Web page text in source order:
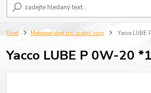
Úvod Motorové oleje pro osobní vozy Yacco
Yacco LUBE P 0W-20